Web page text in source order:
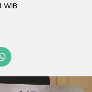
WIB